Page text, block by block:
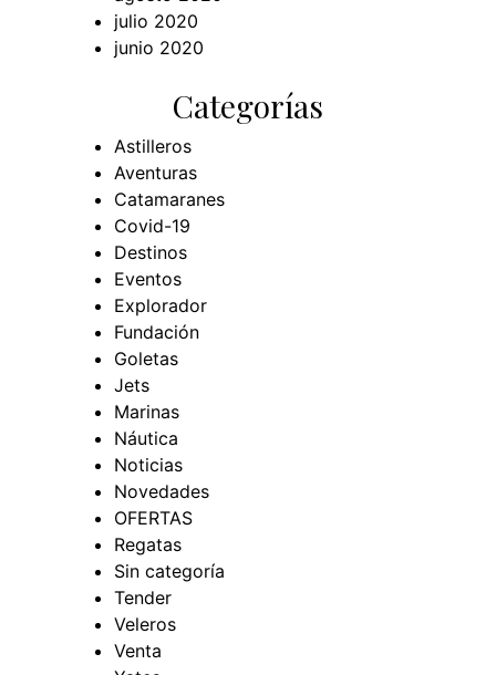
julio 2020
junio 2020
Categorías
Astilleros
Aventuras
Catamaranes
Covid-19
Destinos
Eventos
Explorador
Fundación
Goletas
Jets
Marinas
Náutica
Noticias
Novedades
OFERTAS
Regatas
Sin categoría
Tender
Veleros
Venta